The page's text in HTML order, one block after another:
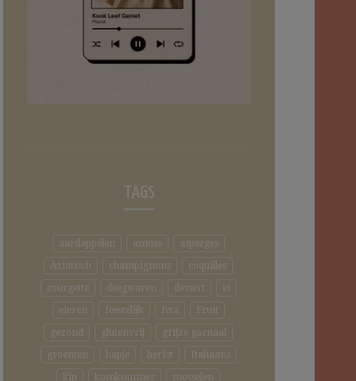
TAGS
aardappelen amuse
asperges
Aziatisch
champignons
coquilles
courgette
deegwaren dessert
ei
eieren
feestelijk feta
Fruit
gezond
glutenvrij
grijze garnaal
groenten
hapje herfst
Italiaans
kip
komkommer
mosselen